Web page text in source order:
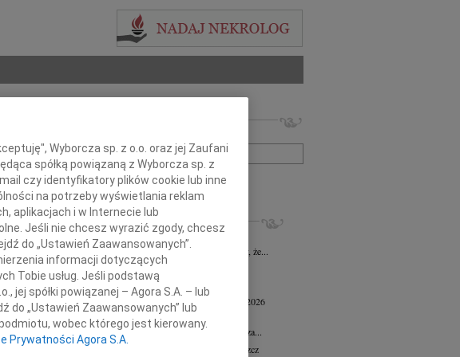
+ szukanie zaawansowane
INNE NEKROLOGI
Jerzy Marcisz02.07.2026Bydgoszcz
Z głębokim żalem i smutkiem zawiadamiamy, że...
Maria Kisiel
20.05.2026
Dnia 13 maja 2026 zmarła Maria Kisiel...
Konrad Antoni Minkiewicz wiek: 78
18.05.2026
Bydgoszcz
Trzeba pamiętać o nieustannej wdzięczności za...
Roman Dolata
Bydgoszcz
Wyborcza sp. z o.o. oraz jej Zaufani
spółką powiązaną z Wyborcza sp. z
czy identyfikatory plików cookie lub inne
na potrzeby wyświetlania reklam
aplikacjach i w Internecie lub
Jeśli nie chcesz wyrazić zgody, chcesz
do „Ustawień Zaawansowanych”.
informacji dotyczących
Tobie usług. Jeśli podstawą
jej spółki powiązanej – Agora S.A. – lub
do „Ustawień Zaawansowanych” lub
wobec którego jest kierowany.
Prywatności Agora S.A.